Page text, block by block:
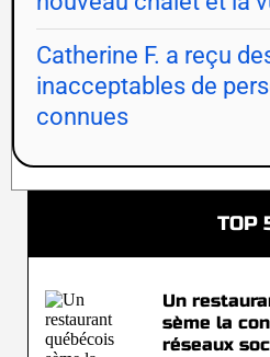
Catherine F. a reçu
inacceptables de
connues
TOP
Un
sème la
réseaux